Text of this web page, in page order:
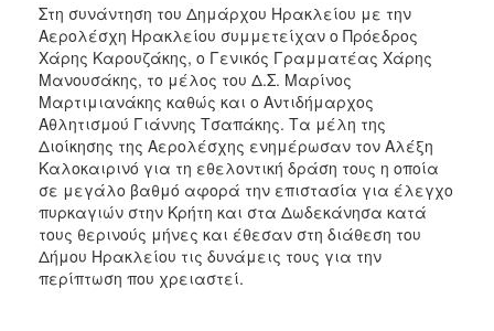
ΤΟΠΟΣ
ΠΟΛΙΤΙΣΜΟΣ
ΑΝΘΕΚΤΙΚΗ
ΠΟΛΗ
Στη συνάντηση του Δημάρχου Ηρακλείου με την
Αερολέσχη Ηρακλείου συμμετείχαν ο Πρόεδρος
Χάρης Καρουζάκης, ο Γενικός Γραμματέας Χάρης
Μανουσάκης, το μέλος του Δ.Σ. Μαρίνος
Μαρτιμιανάκης καθώς και ο Αντιδήμαρχος
Αθλητισμού Γιάννης Τσαπάκης. Τα μέλη της
Διοίκησης της Αερολέσχης ενημέρωσαν τον Αλέξη
Καλοκαιρινό για τη εθελοντική δράση τους η οποία
σε μεγάλο βαθμό αφορά την επιστασία για έλεγχο
πυρκαγιών στην Κρήτη και στα Δωδεκάνησα κατά
τους θερινούς μήνες και έθεσαν στη διάθεση του
Δήμου Ηρακλείου τις δυνάμεις τους για την
περίπτωση που χρειαστεί.